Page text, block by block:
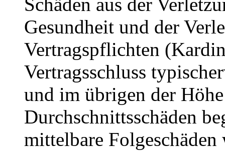
Schäden aus der
Gesundheit und der
Vertragspflichten
Vertragsschluss
und im übrigen der
Durchschnittsschäden
mittelbare Folgeschäden